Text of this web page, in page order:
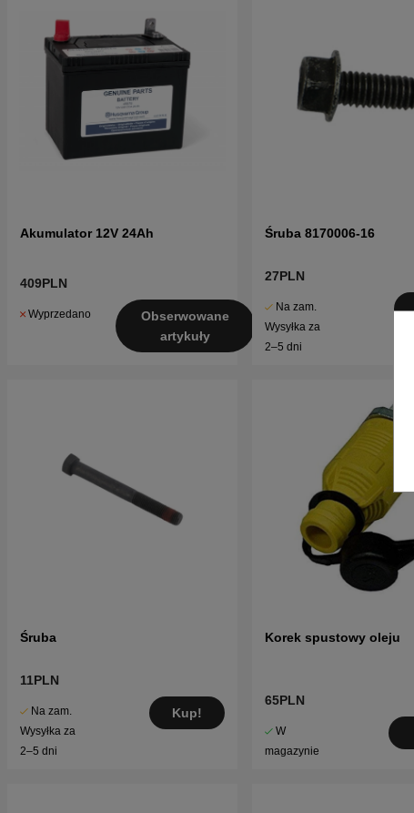
Akumulator 12V 24Ah
409PLN
Wyprzedano
Obserwowane
artykuły
Śruba 8170006-16
27PLN
Na zam.
Wysyłka za
2–5 dni
Śruba
11PLN
Na zam.
Wysyłka za
2–5 dni
Kup!
Korek spustowy oleju
65PLN
W
magazynie